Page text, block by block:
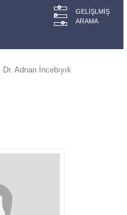
GELIŞLMIŞ
ARAMA
Dr. Adnan İncebıyık